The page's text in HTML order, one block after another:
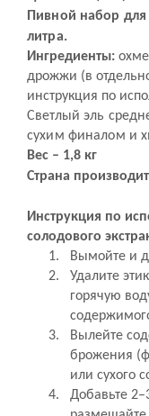
Пивной набор
литра.
Ингредиенты:
дрожжи (в
инструкция по
Светлый эль
сухим финалом и
Вес – 1,8 кг
Страна
Инструкция по
солодового
1.
Вымойте и
2.
Удалите
горячую
3.
Вылейте
брожения
или сухого
4.
Добавьте